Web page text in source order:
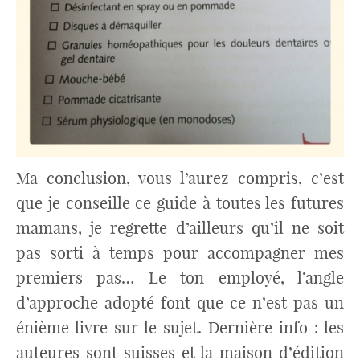
Ma conclusion, vous l’aurez compris, c’est
que je conseille ce guide à toutes les futures
mamans, je regrette d’ailleurs qu’il ne soit
pas sorti à temps pour accompagner mes
premiers pas… Le ton employé, l’angle
d’approche adopté font que ce n’est pas un
énième livre sur le sujet. Dernière info : les
auteures sont suisses et la maison d’édition